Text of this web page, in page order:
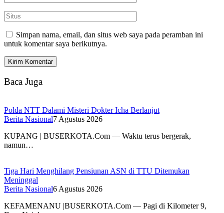
Simpan nama, email, dan situs web saya pada peramban ini
untuk komentar saya berikutnya.
Baca Juga
Polda NTT Dalami Misteri Dokter Icha Berlanjut
Berita Nasional7 Agustus 2026
KUPANG | BUSERKOTA.Com — Waktu terus bergerak,
namun…
Tiga Hari Menghilang Pensiunan ASN di TTU Ditemukan
Meninggal
Berita Nasional6 Agustus 2026
KEFAMENANU |BUSERKOTA.Com — Pagi di Kilometer 9,